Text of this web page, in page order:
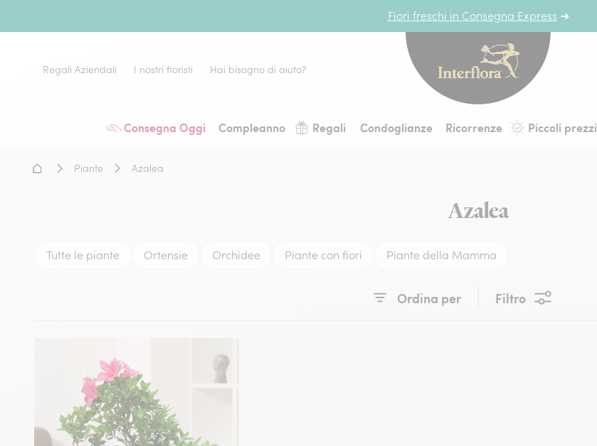
Fiori freschi in Consegna Express ➜
Consegna Oggi Compleanno Regali Condoglianze Ricorrenze Piccoli prezzi
Regali Aziendali I nostri fioristi Hai bisogno di aiuto?
Home - Fiori a domicilio
Piante Azalea
Azalea
Tutte le piante Ortensie Orchidee Piante con fiori Piante della Mamma
Ordina per Filtro